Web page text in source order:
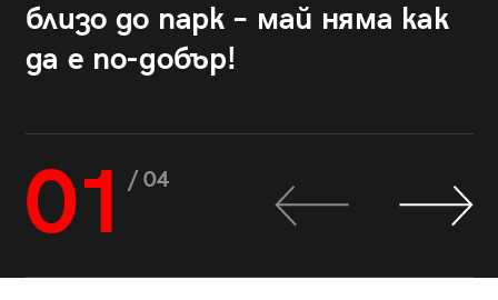
близо до парк – май няма как
да е по-добър!
01 / 04